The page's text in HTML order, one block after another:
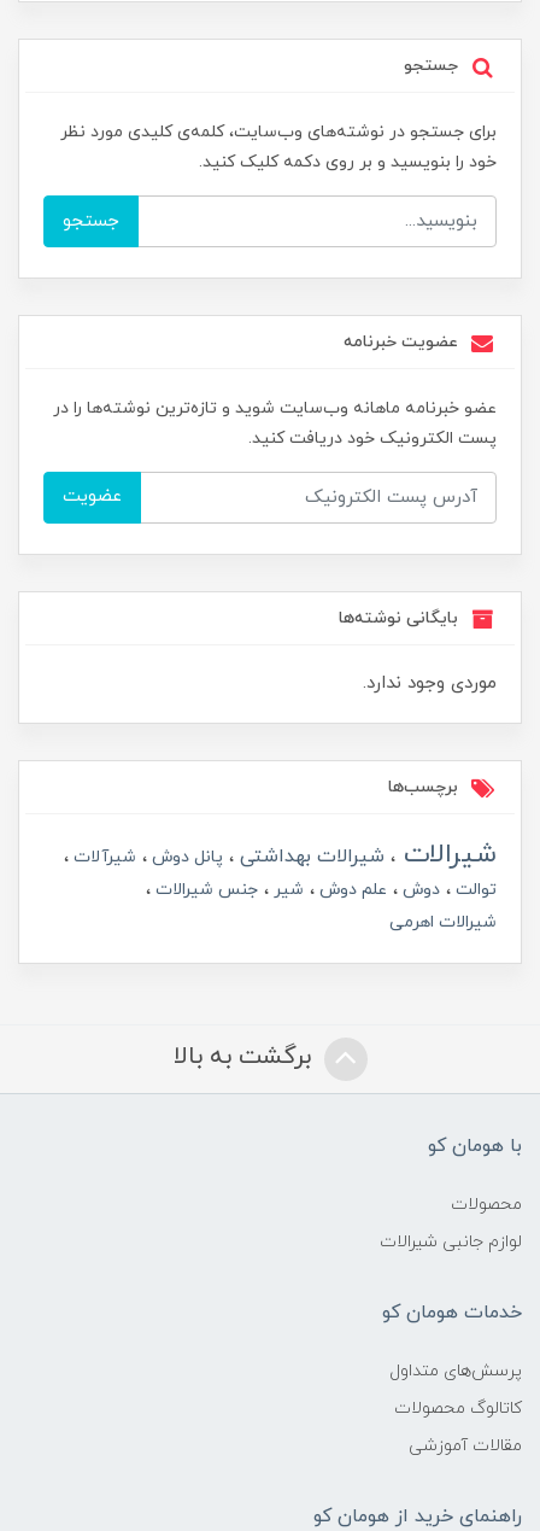
جستجو
برای جستجو در نوشته‌های وب‌سایت، کلمه‌ی کلیدی مورد نظر
خود را بنویسید و بر روی دکمه کلیک کنید.
جستجو
عضویت خبرنامه
عضو خبرنامه ماهانه وب‌سایت شوید و تازه‌ترین نوشته‌ها را در
پست الکترونیک خود دریافت کنید.
عضویت
بایگانی نوشته‌ها
موردی وجود ندارد.
برچسب‌ها
شیرالات شیرالات بهداشتی پانل دوش
شیرآلات
توالت
دوش علم دوش شیر
جنس شیرالات
شیرالات اهرمی
برگشت به بالا
با هومان کو
محصولات
لوازم جانبی شیرالات
خدمات هومان کو
پرسش‌های متداول
کاتالوگ محصولات
مقالات آموزشی
راهنمای خرید از هومان کو